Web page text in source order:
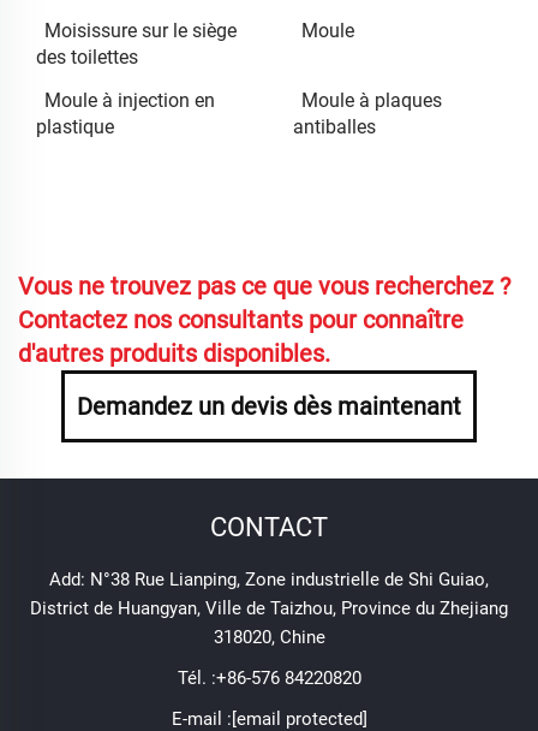
Moisissure sur le siège
des toilettes
Moule
Moule à injection en
plastique
Moule à plaques
antiballes
Vous ne trouvez pas ce que vous recherchez ?
Contactez nos consultants pour connaître
d'autres produits disponibles.
Demandez un devis dès maintenant
CONTACT
Add: N°38 Rue Lianping, Zone industrielle de Shi Guiao,
District de Huangyan, Ville de Taizhou, Province du Zhejiang
318020, Chine
Tél. :+86-576 84220820
E-mail :[email protected]